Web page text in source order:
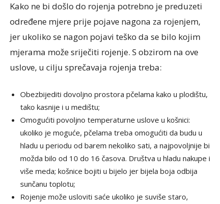
Kako ne bi došlo do rojenja potrebno je preduzeti
određene mjere prije pojave nagona za rojenjem,
jer ukoliko se nagon pojavi teško da se bilo kojim
mjerama može sriječiti rojenje. S obzirom na ove
uslove, u cilju sprečavaja rojenja treba:
Obezbijediti dovoljno prostora pčelama kako u plodištu,
tako kasnije i u medištu;
Omogućiti povoljno temperaturne uslove u košnici:
ukoliko je moguće, pčelama treba omogućiti da budu u
hladu u periodu od barem nekoliko sati, a najpovoljnije bi
možda bilo od 10 do 16 časova. Društva u hladu nakupe i
više meda; košnice bojiti u bijelo jer bijela boja odbija
sunčanu toplotu;
Rojenje može usloviti saće ukoliko je suviše staro,